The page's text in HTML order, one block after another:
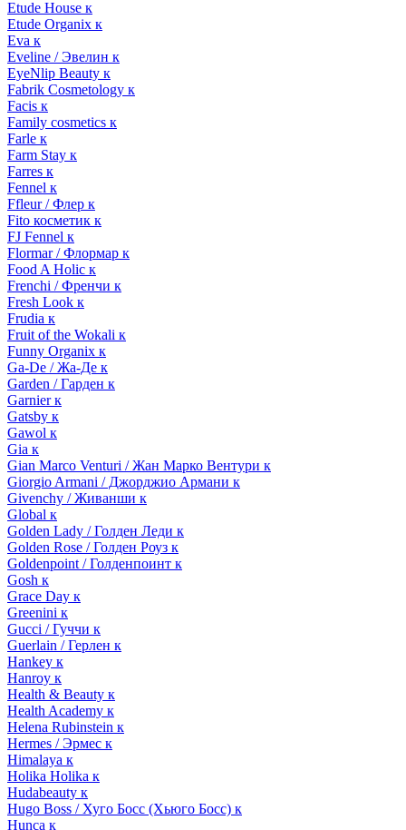
Etude House к
Etude Organix к
Eva к
Eveline / Эвелин к
EyeNlip Beauty к
Fabrik Cosmetology к
Facis к
Family cosmetics к
Farle к
Farm Stay к
Farres к
Fennel к
Ffleur / Флер к
Fito косметик к
FJ Fennel к
Flormar / Флормар к
Food A Holic к
Frenchi / Френчи к
Fresh Look к
Frudia к
Fruit of the Wokali к
Funny Organix к
Ga-De / Жа-Де к
Garden / Гарден к
Garnier к
Gatsby к
Gawol к
Gia к
Gian Marco Venturi / Жан Марко Вентури к
Giorgio Armani / Джорджио Армани к
Givenchy / Живанши к
Global к
Golden Lady / Голден Леди к
Golden Rose / Голден Роуз к
Goldenpoint / Голденпоинт к
Gosh к
Grace Day к
Greenini к
Gucci / Гуччи к
Guerlain / Герлен к
Hankey к
Hanroy к
Health & Beauty к
Health Academy к
Helena Rubinstein к
Hermes / Эрмес к
Himalaya к
Holika Holika к
Hudabeauty к
Hugo Boss / Хуго Босс (Хьюго Босс) к
Hunca к